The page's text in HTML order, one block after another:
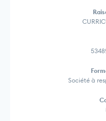
Société à